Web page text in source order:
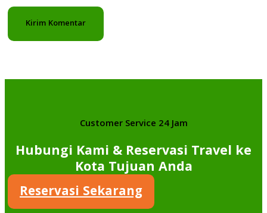
Customer Service 24 Jam
Hubungi Kami & Reservasi Travel ke
Kota Tujuan Anda
Reservasi Sekarang